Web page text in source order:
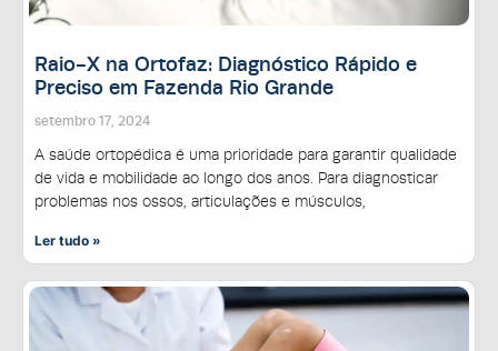
Raio-X na Ortofaz: Diagnóstico Rápido e
Preciso em Fazenda Rio Grande
setembro 17, 2024
A saúde ortopédica é uma prioridade para garantir qualidade
de vida e mobilidade ao longo dos anos. Para diagnosticar
problemas nos ossos, articulações e músculos,
Ler tudo »